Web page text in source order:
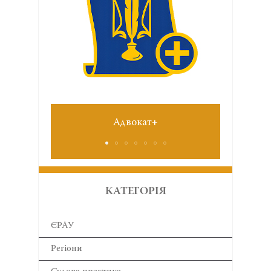
№6 червень 2026
КАТЕГОРІЯ
ЄРАУ
Регіони